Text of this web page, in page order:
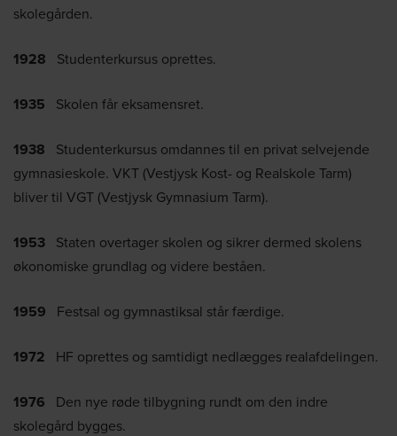
skolegården.
1928 Studenterkursus oprettes.
1935 Skolen får eksamensret.
1938 Studenterkursus omdannes til en privat selvejende
gymnasieskole. VKT (Vestjysk Kost- og Realskole Tarm)
bliver til VGT (Vestjysk Gymnasium Tarm).
1953 Staten overtager skolen og sikrer dermed skolens
økonomiske grundlag og videre beståen.
1959 Festsal og gymnastiksal står færdige.
1972 HF oprettes og samtidigt nedlægges realafdelingen.
1976
Den nye røde tilbygning rundt om den indre
skolegård bygges.